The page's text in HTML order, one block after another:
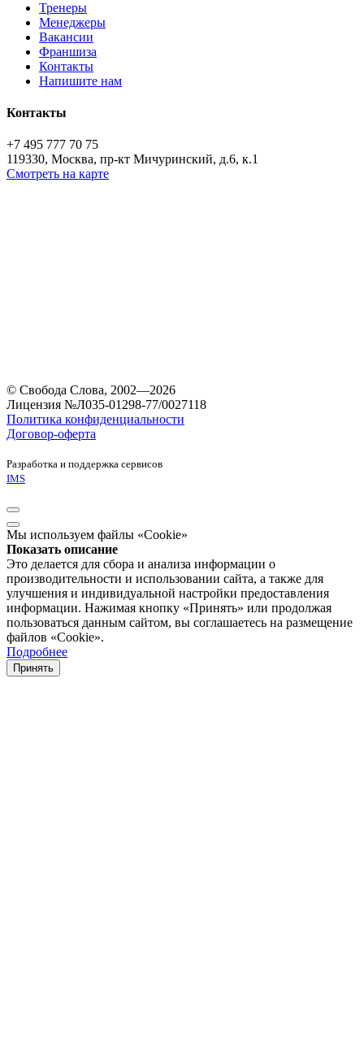
Тренеры
Менеджеры
Вакансии
Франшиза
Контакты
Напишите нам
Контакты
+7 495 777 70 75
119330, Москва, пр-кт Мичуринский, д.6, к.1
Смотреть на карте
© Свобода Слова, 2002—2026
Лицензия №Л035-01298-77/0027118
Политика конфиденциальности
Договор-оферта
Разработка и поддержка сервисов
IMS
Мы используем файлы «Cookie»
Показать описание
Это делается для сбора и анализа информации о
производительности и использовании сайта, а также для
улучшения и индивидуальной настройки предоставления
информации. Нажимая кнопку «Принять» или продолжая
пользоваться данным сайтом, вы соглашаетесь на размещение
файлов «Cookie».
Подробнее
Принять